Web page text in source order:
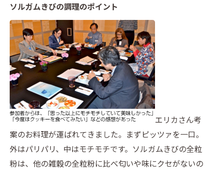
ソルガムきびの調理のポイント
エリカさん考
案のお料理が運ばれてきました。まずピッツァを一口。
外はパリパリ、中はモチモチです。ソルガムきびの全粒
粉は、他の雑穀の全粒粉に比べ匂いや味にクセがないの